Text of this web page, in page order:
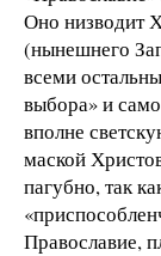
Оно низводит
(нынешнего
всеми
выбора» и
вполне
маской
пагубно, так
Православие,